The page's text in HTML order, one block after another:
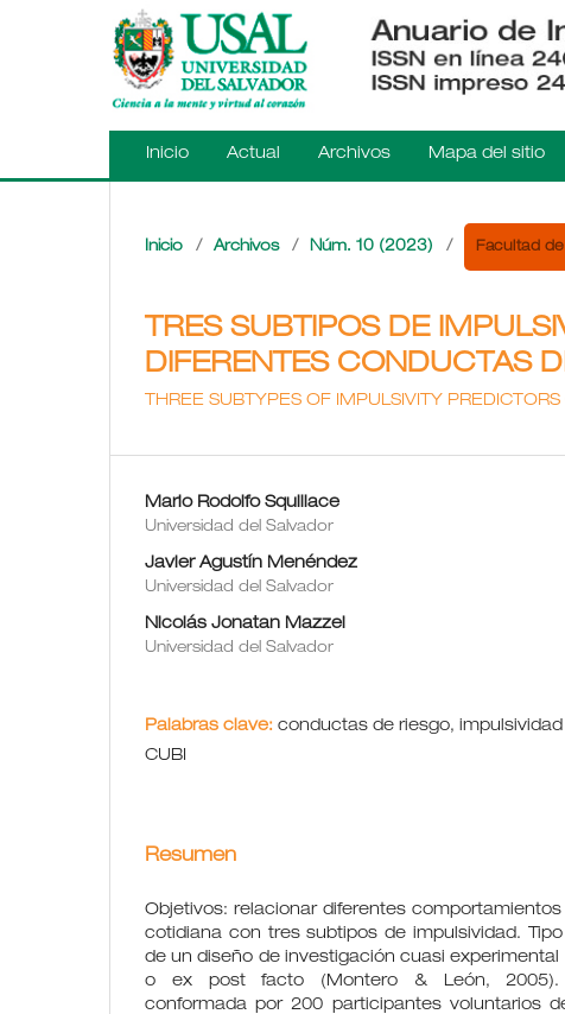
Inicio Actual Archivos Mapa del sitio
Inicio / Archivos / Núm. 10 (2023) / Facultad
TRES SUBTIPOS DE
DIFERENTES CONDUCTAS
THREE SUBTYPES OF IMPULSIVITY
Mario Rodolfo Squillace
Universidad del Salvador
Javier Agustín Menéndez
Universidad del Salvador
Nicolás Jonatan Mazzei
Universidad del Salvador
Palabras clave: conductas de riesgo,
CUBI
Resumen
Objetivos: relacionar diferentes
cotidiana con tres subtipos de impulsividad.
de un diseño de investigación cuasi experimental
o ex post facto (Montero & León, 2005).
conformada por 200 participantes voluntarios